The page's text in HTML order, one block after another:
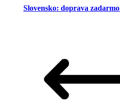
Slovensko: doprava zadarmo